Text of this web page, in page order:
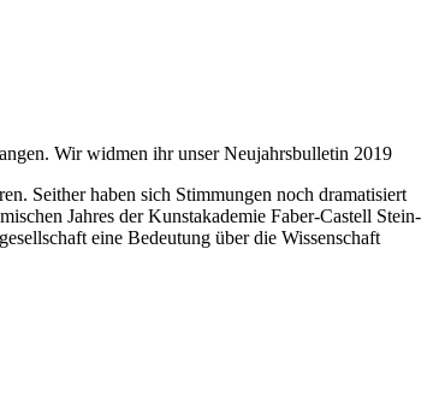
Wir widmen ihr unser Neujahrsbulletin 2019
Seither haben sich Stimmungen noch dramatisiert
Jahres der Kunstakademie Faber-Castell Stein-
eine Bedeutung über die Wissenschaft